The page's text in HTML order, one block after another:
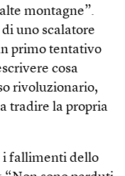
montagne”.
uno scalatore
primo tentativo
cosa
rivoluzionario,
tradire la propria
i fallimenti dello